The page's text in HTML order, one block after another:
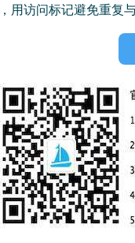
用访问标记避免重复与